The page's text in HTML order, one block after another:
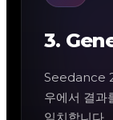
3.
Seedance
우에서 결과